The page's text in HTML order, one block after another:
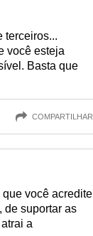
terceiros...
você esteja
Basta que
COMPARTILHAR
você acredite
de suportar as
a